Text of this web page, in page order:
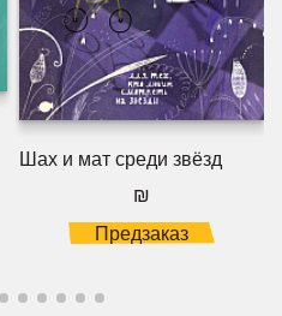
Шах и мат среди звёзд
₪
Предзаказ